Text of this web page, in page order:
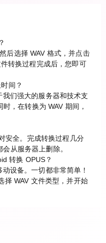
后选择 WAV 格式，并点击
转换过程完成后，您即可
间？
们强大的服务器和技术支
，在转换为 WAV 期间，
安全。完成转换过程几分
从服务器上删除。
转换 OPUS？
设备。一切都非常简单！
择 WAV 文件类型，并开始